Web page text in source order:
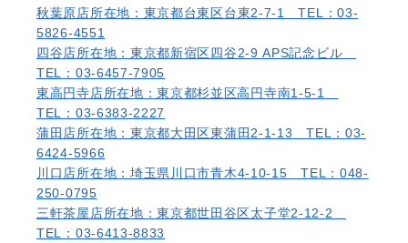
秋葉原店所在地：東京都台東区台東2-7-1 TEL：03-
5826-4551
四谷店所在地：東京都新宿区四谷2-9 APS記念ビル
TEL：03-6457-7905
東高円寺店所在地：東京都杉並区高円寺南1-5-1
TEL：03-6383-2227
蒲田店所在地：東京都大田区東蒲田2-1-13 TEL：03-
6424-5966
川口店所在地：埼玉県川口市青木4-10-15 TEL：048-
250-0795
三軒茶屋店所在地：東京都世田谷区太子堂2-12-2
TEL：03-6413-8833